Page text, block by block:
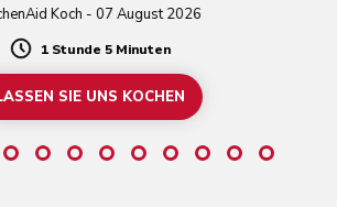
Koch - 07 August 2026
Duration
1 Stunde 5 Minuten
SIE UNS KOCHEN